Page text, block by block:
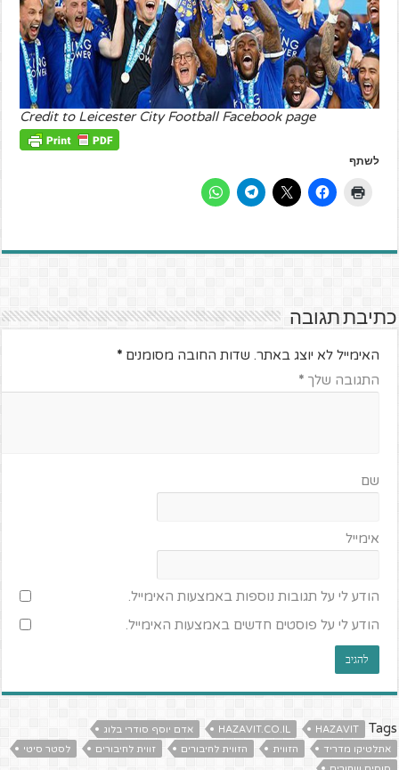
Credit to Leicester City Football Facebook page
לשתף
כתיבת תגובה
האימייל לא יוצג באתר. שדות החובה מסומנים*
התגובה שלך*
שם
אימייל
הודע לי על תגובות נוספות באמצעות האימייל.
הודע לי על פוסטים חדשים באמצעות האימייל.
Tags
HAZAVIT
HAZAVIT.CO.IL
אדם יוסף סודרי בלוג
אתלטיקו מדריד
הזווית הזווית לחיבורים זווית לחיבורים
לסטר סיטי